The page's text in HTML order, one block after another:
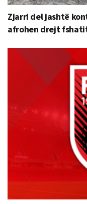
Zjarri del jashtë
afrohen drejt